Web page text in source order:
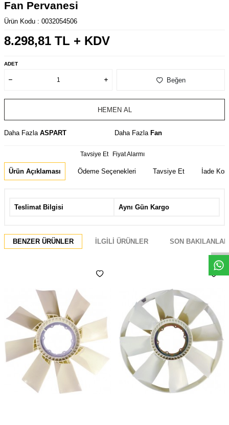
W
h
t
s
a
p
p
D
e
s
e
H
a
t
t
Fan Pervanesi
Ürün Kodu : 0032054506
8.298,81 TL + KDV
ADET
Beğen
HEMEN AL
Daha Fazla ASPART Daha Fazla Fan
Tavsiye Et Fiyat Alarmı
Ürün Açıklaması Ödeme Seçenekleri Tavsiye Et İade
Teslimat Bilgisi Aynı Gün Kargo
BENZER ÜRÜNLER İLGILI ÜRÜNLER SON BAKILANLAR